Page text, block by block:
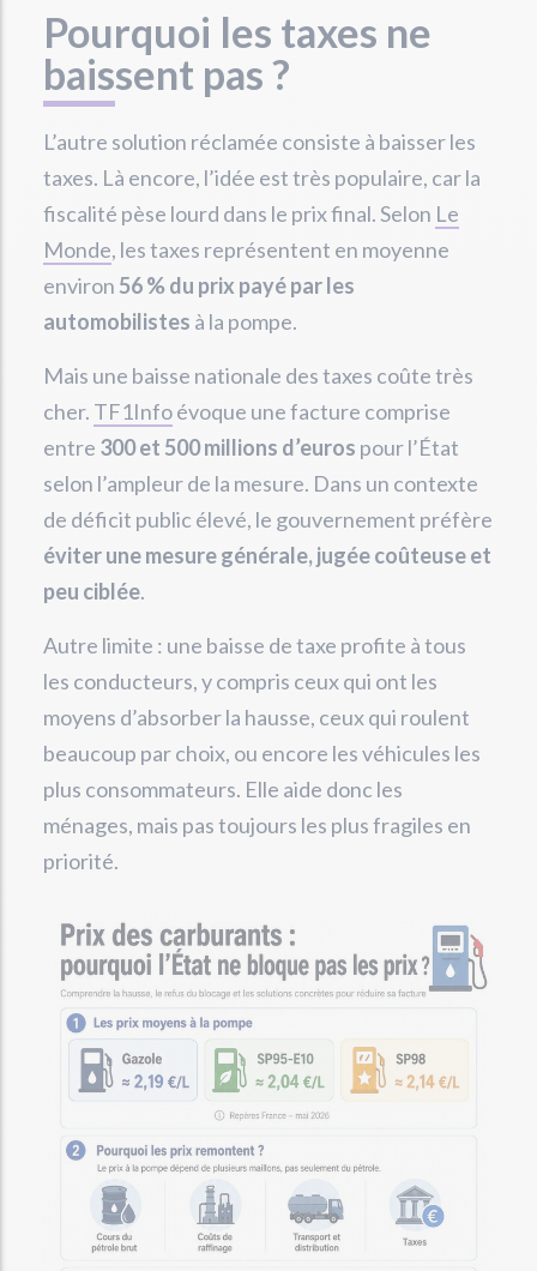
Pourquoi les taxes ne
baissent pas ?
L’autre solution réclamée consiste à baisser les
taxes. Là encore, l’idée est très populaire, car la
fiscalité pèse lourd dans le prix final. Selon Le
Monde, les taxes représentent en moyenne
environ 56 % du prix payé par les
automobilistes à la pompe.
Mais une baisse nationale des taxes coûte très
cher. TF1Infoévoque une facture comprise
entre 300 et 500 millions d’euros pour l’État
selon l’ampleur de la mesure. Dans un contexte
de déficit public élevé, le gouvernement préfère
éviter une mesure générale, jugée coûteuse et
peu ciblée.
Autre limite : une baisse de taxe profite à tous
les conducteurs, y compris ceux qui ont les
moyens d’absorber la hausse, ceux qui roulent
beaucoup par choix, ou encore les véhicules les
plus consommateurs. Elle aide donc les
ménages, mais pas toujours les plus fragiles en
priorité.